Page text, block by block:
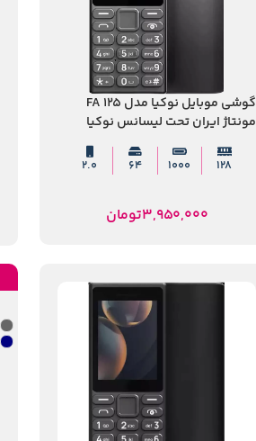
گوشی موبایل نوکیا مدل 125 FA
مونتاژ ایران تحت لیسانس نوکیا
128 ۱۰۰۰ 64 ۲.۰
3,950,000تومان